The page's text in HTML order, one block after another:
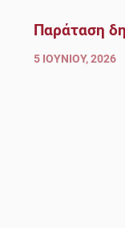
Παράταση
5 ΙΟΥΝΊΟΥ, 2026